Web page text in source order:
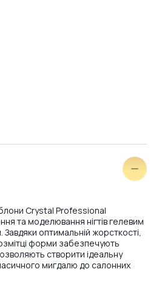
Crystal Professional
та моделювання нігтів гелевим
оптимальній жорсткості,
форми забезпечують
створити ідеальну
мигдалю до салонних